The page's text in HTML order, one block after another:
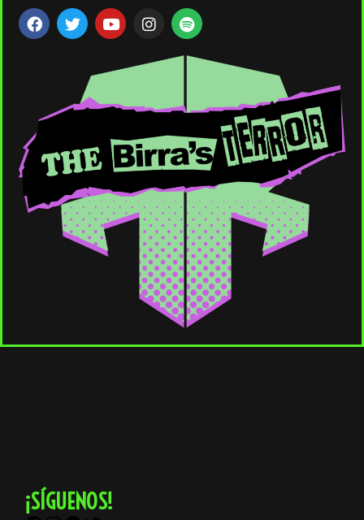
¡SÍGUENOS!